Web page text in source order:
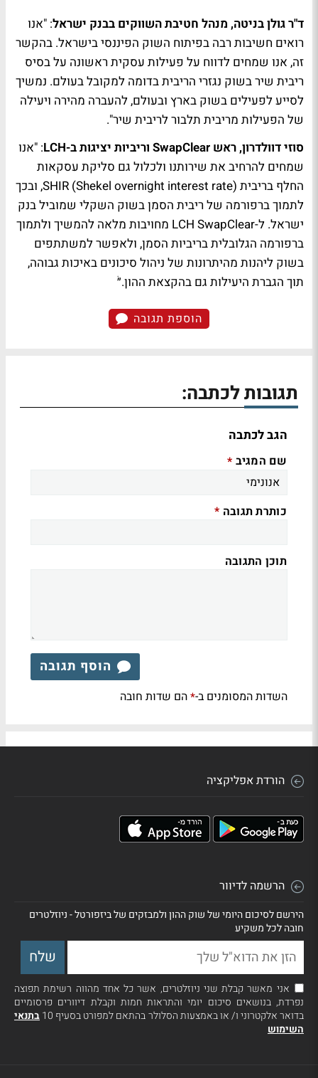
ד"ר גולן בניטה, מנהל חטיבת השווקים בבנק ישראל: "אנו
רואים חשיבות רבה בפיתוח השוק הפיננסי בישראל. בהקשר
זה, אנו שמחים לדווח על פעילות עסקית ראשונה על בסיס
ריבית שיר בשוק נגזרי הריבית בדומה למקובל בעולם. נמשיך
לסייע לפעילים בשוק בארץ ובעולם, להעברה מהירה ויעילה
של הפעילות מריבית תלבור לריבית שיר".
סוזי דוולדרון, ראש SwapClear וריביות יציגות ב-LCH
: "אנו
שמחים להרחיב את שירותנו ולכלול גם סליקת עסקאות
החלף בריבית SHIR (Shekel overnight interest rate), ובכך
לתמוך ברפורמה של ריבית הסמן בשוק השקלי שמוביל בנק
ישראל. ל-LCH SwapClear מחויבות מלאה להמשיך ולתמוך
ברפורמה הגלובלית בריביות הסמן, ולאפשר למשתתפים
בשוק ליהנות מהיתרונות של ניהול סיכונים באיכות גבוהה,
תוך הגברת היעילות גם בהקצאת ההון.״ֹ
הוספת תגובה
תגובות לכתבה:
הגב לכתבה
שם המגיב *
כותרת תגובה *
תוכן התגובה
הוסף תגובה
השדות המסומנים ב-*הם שדות חובה
הורדת אפליקציה
הרשמה לדיוור
הירשם לסיכום היומי של שוק ההון ולמבזקים של ביזפורטל - ניוזלטרים
חובה לכל משקיע
אני מאשר קבלת שני ניוזלטרים, אשר כל אחד מהווה רשימת תפוצה
נפרדת, בנושאים סיכום יומי והתראות חמות וקבלת דיוורים פרסומיים
בדואר אלקטרוני ו/ או באמצעות הסלולר בהתאם למפורט בסעיף 10
בתנאי
השימוש